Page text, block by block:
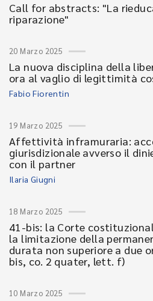
Call for abstracts: "La
riparazione"
20 Marzo 2025
La nuova disciplina della
ora al vaglio di legittimità
Fabio Fiorentin
19 Marzo 2025
Affettività inframuraria:
giurisdizionale avverso il
con il partner
Ilaria Giugni
18 Marzo 2025
41-bis: la Corte
la limitazione della
durata non superiore a due
bis, co. 2 quater, lett. f)
10 Marzo 2025